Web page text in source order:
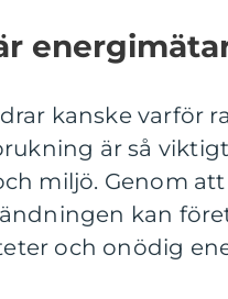
kanske varför
är så
miljö. Genom
kan
och onödig